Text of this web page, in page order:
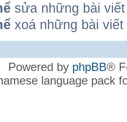
sửa những bài
xoá những bài
Powered by phpBB®
language pack